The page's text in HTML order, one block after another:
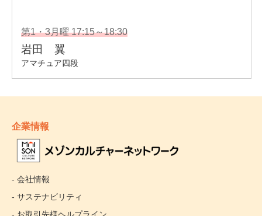
企業情報
- 会社情報
- サステナビリティ
- お取引先様ヘルプライン